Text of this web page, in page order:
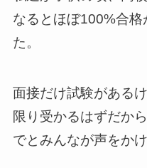
なるとほぼ100%合
た。
面接だけ試験がある
限り受かるはずだか
でとみんなが声をか